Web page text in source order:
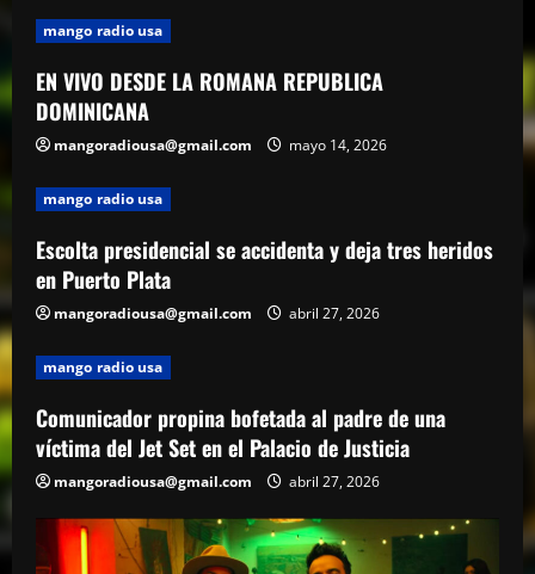
El Torito sobre caso Jet Set: “Yo tuve
mango radio usa
EN VIVO DESDE LA ROMANA REPUBLICA
DOMINICANA
mangoradiousa@gmail.com mayo 14, 2026
mango radio usa
Escolta presidencial se accidenta y deja tres heridos
en Puerto Plata
mangoradiousa@gmail.com abril 27, 2026
mango radio usa
Comunicador propina bofetada al padre de una
víctima del Jet Set en el Palacio de Justicia
mangoradiousa@gmail.com abril 27, 2026